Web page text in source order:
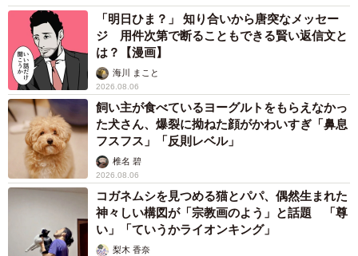
「明日ひま？」 知り合いから唐突なメッセー
ジ 用件次第で断ることもできる賢い返信文と
は？【漫画】
海川 まこと
2026.08.06
飼い主が食べているヨーグルトをもらえなかっ
た犬さん、爆裂に拗ねた顔がかわいすぎ「鼻息
フスフス」「反則レベル」
椎名 碧
2026.08.06
コガネムシを見つめる猫とパパ、偶然生まれた
神々しい構図が「宗教画のよう」と話題 「尊
い」「ていうかライオンキング」
梨木 香奈